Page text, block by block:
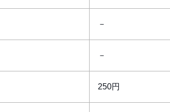
－
－
250円